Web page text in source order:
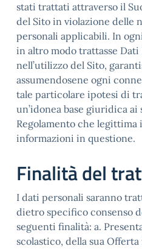
stati trattati attraverso il
del Sito in violazione delle
personali applicabili. In
in altro modo trattasse
nell’utilizzo del Sito,
assumendosene ogni
tale particolare ipotesi di
un’idonea base giuridica ai
Regolamento che
informazioni in questione.
Finalità del
I dati personali saranno
dietro specifico consenso
seguenti finalità: a.
scolastico, della sua